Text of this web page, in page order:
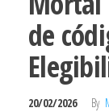
de
20/02/2026 By